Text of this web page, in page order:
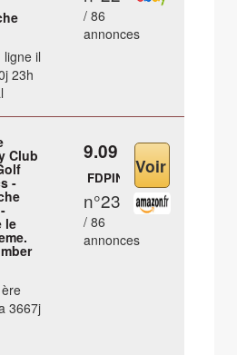
ligne il
23h
/ 86
annonces
Club
-
le
3667j
9.09 €
FDPIN
n°23
/ 86
annonces